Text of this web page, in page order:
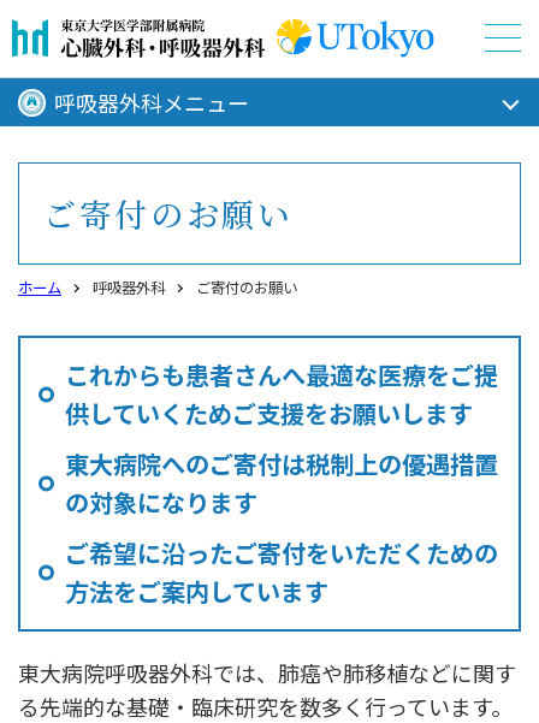
呼吸器外科メニュー
ご寄付のお願い
ホーム 呼吸器外科 ご寄付のお願い
これからも患者さんへ最適な医療をご提
供していくためご支援をお願いします
東大病院へのご寄付は税制上の優遇措置
の対象になります
ご希望に沿ったご寄付をいただくための
方法をご案内しています
東大病院呼吸器外科では、肺癌や肺移植などに関す
る先端的な基礎・臨床研究を数多く行っています。